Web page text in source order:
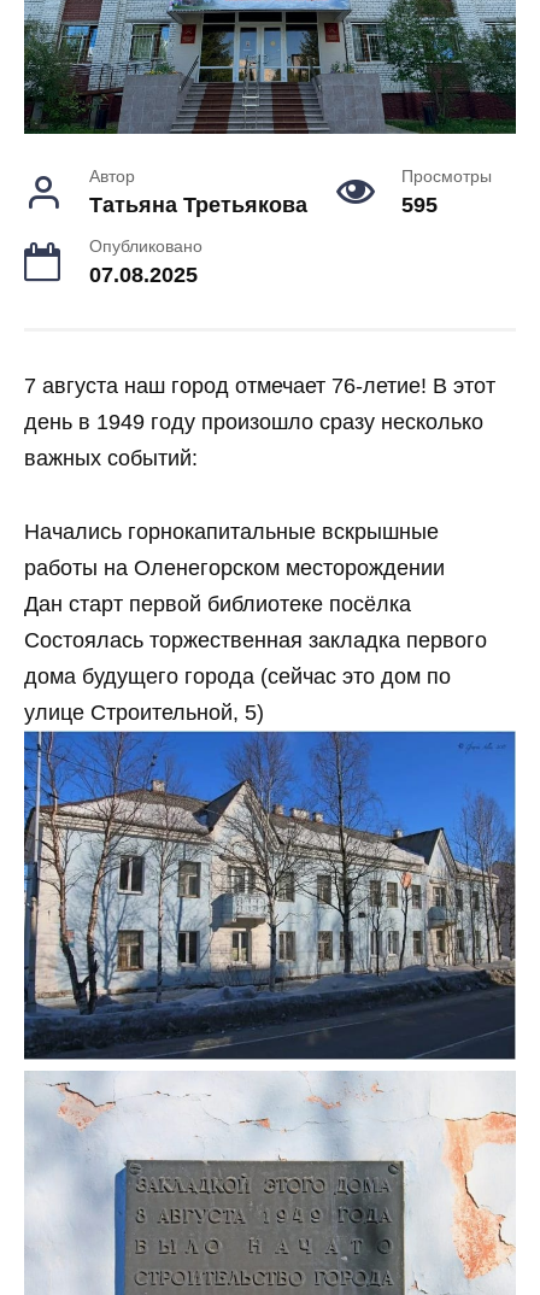
Автор
Татьяна Третьякова
Просмотры
595
Опубликовано
07.08.2025
7 августа наш город отмечает 76-летие! В этот
день в 1949 году произошло сразу несколько
важных событий:
Начались горнокапитальные вскрышные
работы на Оленегорском месторождении
Дан старт первой библиотеке посёлка
Состоялась торжественная закладка первого
дома будущего города (сейчас это дом по
улице Строительной, 5)